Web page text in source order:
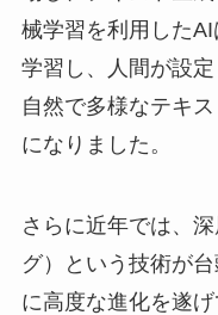
械学習を利用した
学習し、人間が設
自然で多様なテキ
になりました。
さらに近年では、
グ）という技術が
に高度な進化を遂